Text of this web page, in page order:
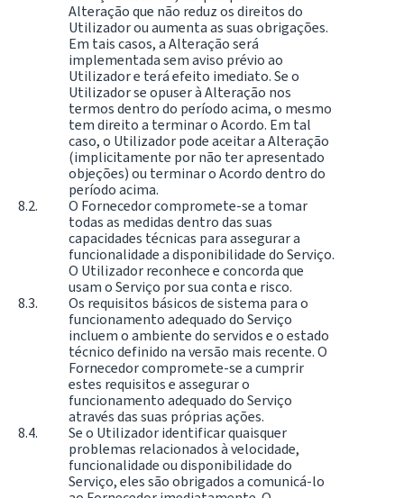
Alteração que não reduz os direitos do
Utilizador ou aumenta as suas obrigações.
Em tais casos, a Alteração será
implementada sem aviso prévio ao
Utilizador e terá efeito imediato. Se o
Utilizador se opuser à Alteração nos
termos dentro do período acima, o mesmo
tem direito a terminar o Acordo. Em tal
caso, o Utilizador pode aceitar a Alteração
(implicitamente por não ter apresentado
objeções) ou terminar o Acordo dentro do
período acima.
O Fornecedor compromete-se a tomar
todas as medidas dentro das suas
capacidades técnicas para assegurar a
funcionalidade a disponibilidade do Serviço.
O Utilizador reconhece e concorda que
usam o Serviço por sua conta e risco.
Os requisitos básicos de sistema para o
funcionamento adequado do Serviço
incluem o ambiente do servidos e o estado
técnico definido na versão mais recente. O
Fornecedor compromete-se a cumprir
estes requisitos e assegurar o
funcionamento adequado do Serviço
através das suas próprias ações.
Se o Utilizador identificar quaisquer
problemas relacionados à velocidade,
funcionalidade ou disponibilidade do
Serviço, eles são obrigados a comunicá-lo